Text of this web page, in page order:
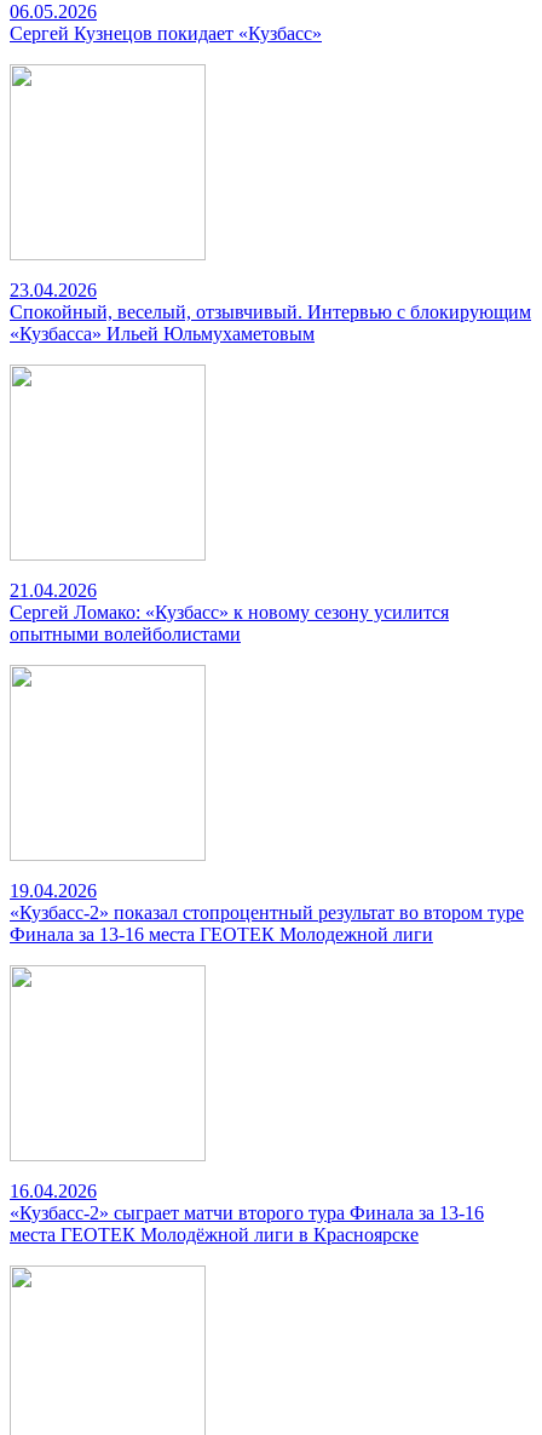
06.05.2026
Сергей Кузнецов покидает «Кузбасс»
23.04.2026
Спокойный, веселый, отзывчивый. Интервью с блокирующим
«Кузбасса» Ильей Юльмухаметовым
21.04.2026
Сергей Ломако: «Кузбасс» к новому сезону усилится
опытными волейболистами
19.04.2026
«Кузбасс-2» показал стопроцентный результат во втором туре
Финала за 13-16 места ГЕОТЕК Молодежной лиги
16.04.2026
«Кузбасс-2» сыграет матчи второго тура Финала за 13-16
места ГЕОТЕК Молодёжной лиги в Красноярске